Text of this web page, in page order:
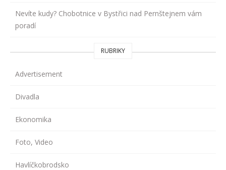
Nevíte kudy? Chobotnice v Bystřici nad Pernštejnem vám
poradí
RUBRIKY
Advertisement
Divadla
Ekonomika
Foto, Video
Havlíčkobrodsko